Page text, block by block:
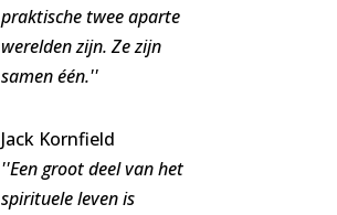
praktische twee aparte
werelden zijn. Ze zijn
samen één.''
Jack Kornfield
''Een groot deel van het
spirituele leven is